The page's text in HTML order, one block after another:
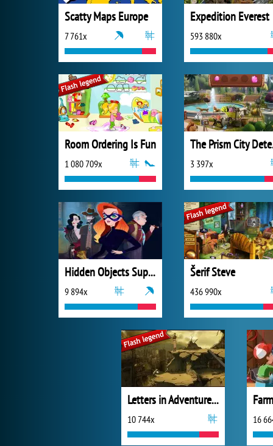
Scatty Maps Europe
7 761x
Expedition Everest
593 880x
Room Ordering Is Fun
1 080 709x 3 397x
Hidden Objects Superthief
9 894x
Šerif Steve
436 990x
Letters in Adventure Places
10 744x 16